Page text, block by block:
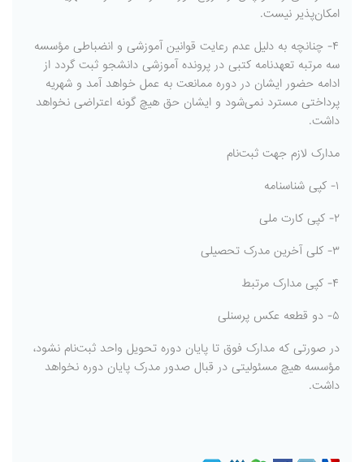
امکان‌پذیر نیست.
۴- چنانچه به دلیل عدم رعایت قوانین آموزشی و انضباطی مؤسسه
سه مرتبه تعهدنامه کتبی در پرونده آموزشی دانشجو ثبت گردد از
ادامه حضور ایشان در دوره ممانعت به عمل خواهد آمد و شهریه
پرداختی مسترد نمی‌شود و ایشان حق هیچ گونه اعتراضی نخواهد
داشت.
مدارک لازم جهت ثبت‌نام
۱- کپی شناسنامه
۲- کپی کارت ملی
۳- کلی آخرین مدرک تحصیلی
۴- کپی مدارک مرتبط
۵- دو قطعه عکس پرسنلی
در صورتی که مدارک فوق تا پایان دوره تحویل واحد ثبت‌نام نشود،
مؤسسه هیچ مسئولیتی در قبال صدور مدرک پایان دوره نخواهد
داشت.